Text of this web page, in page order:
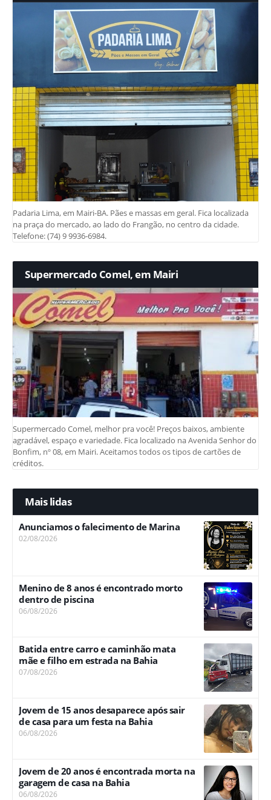
Padaria Lima, em Mairi-BA. Pães e massas em geral. Fica localizada
na praça do mercado, ao lado do Frangão, no centro da cidade.
Telefone: (74) 9 9936-6984.
Supermercado Comel, em Mairi
Supermercado Comel, melhor pra você! Preços baixos, ambiente
agradável, espaço e variedade. Fica localizado na Avenida Senhor do
Bonfim, nº 08, em Mairi. Aceitamos todos os tipos de cartões de
créditos.
Mais lidas
Anunciamos o falecimento de Marina
02/08/2026
Menino de 8 anos é encontrado morto
dentro de piscina
06/08/2026
Batida entre carro e caminhão mata
mãe e filho em estrada na Bahia
07/08/2026
Jovem de 15 anos desaparece após sair
de casa para um festa na Bahia
06/08/2026
Jovem de 20 anos é encontrada morta na
garagem de casa na Bahia
06/08/2026